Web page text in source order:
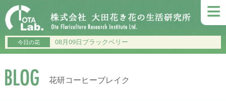
≡
今日の花 08月09日ブラックベリー
花研コーヒーブレイク